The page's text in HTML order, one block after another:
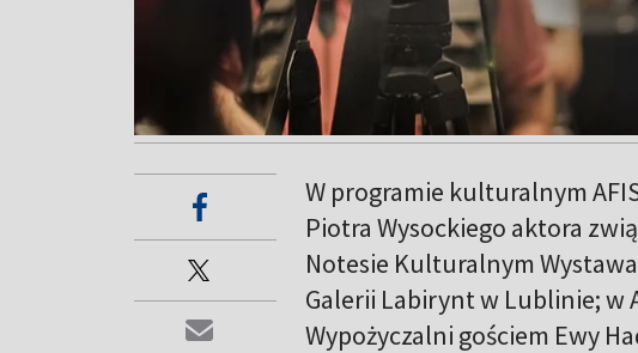
W programie kulturalnym
Piotra Wysockiego aktora
Notesie Kulturalnym
Galerii Labirynt w Lublinie; w
Wypożyczalni gościem Ewy